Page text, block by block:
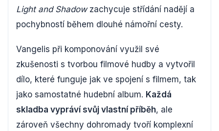
Light and Shadowzachycuje střídání nadějí a
pochybností během dlouhé námořní cesty.
Vangelis při komponování využil své
zkušenosti s tvorbou filmové hudby a vytvořil
dílo, které funguje jak ve spojení s filmem, tak
jako samostatné hudební album. Každá
skladba vypráví svůj vlastní příběh, ale
zároveň všechny dohromady tvoří komplexní